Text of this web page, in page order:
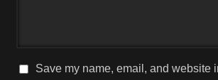
Save my name, email, and website